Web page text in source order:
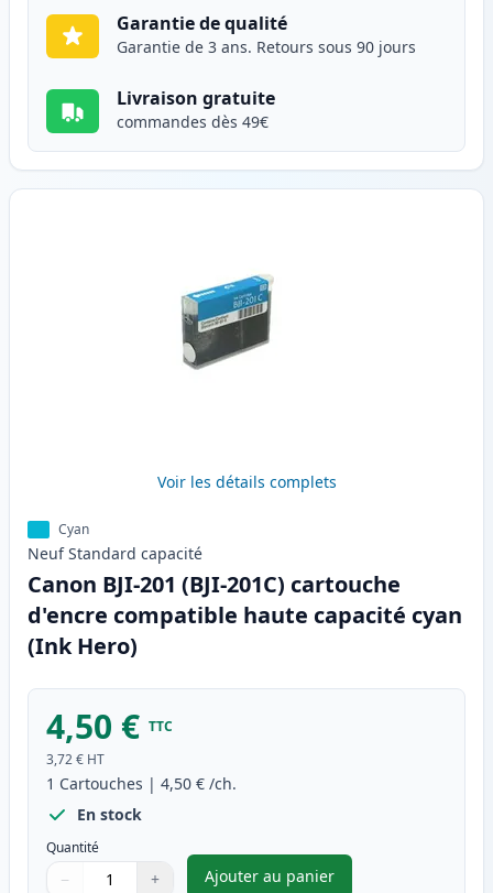
Garantie de qualité
Garantie de 3 ans. Retours sous 90 jours
Livraison gratuite
commandes dès 49€
Voir les détails complets
Cyan
Neuf Standard capacité
Canon BJI-201 (BJI-201C) cartouche
d'encre compatible haute capacité cyan
(Ink Hero)
4,50 € TTC
3,72 € HT
1 Cartouches | 4,50 € /ch.
En stock
Quantité
− + Ajouter au panier
,Canon BJI-201 (BJI-201C)